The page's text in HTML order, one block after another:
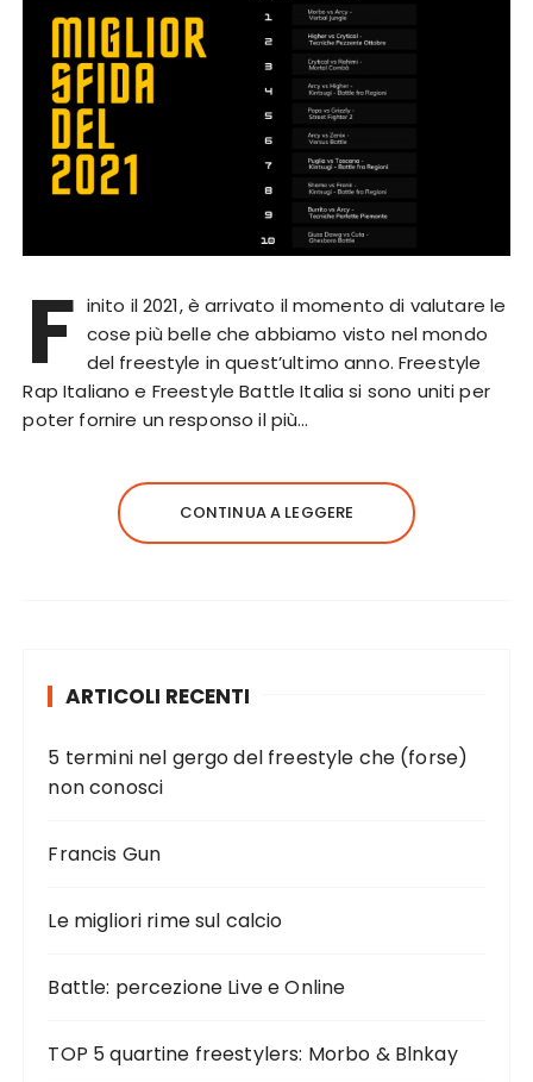
F inito il 2021, è arrivato il momento di valutare le
cose più belle che abbiamo visto nel mondo
del freestyle in quest’ultimo anno. Freestyle
Rap Italiano e Freestyle Battle Italia si sono uniti per
poter fornire un responso il più…
CONTINUA A LEGGERE
ARTICOLI RECENTI
5 termini nel gergo del freestyle che (forse)
non conosci
Francis Gun
Le migliori rime sul calcio
Battle: percezione Live e Online
TOP 5 quartine freestylers: Morbo & Blnkay